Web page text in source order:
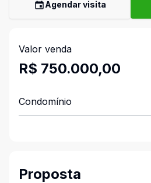
Agendar visita
Valor venda
R$ 750.000,00
Condomínio
Proposta